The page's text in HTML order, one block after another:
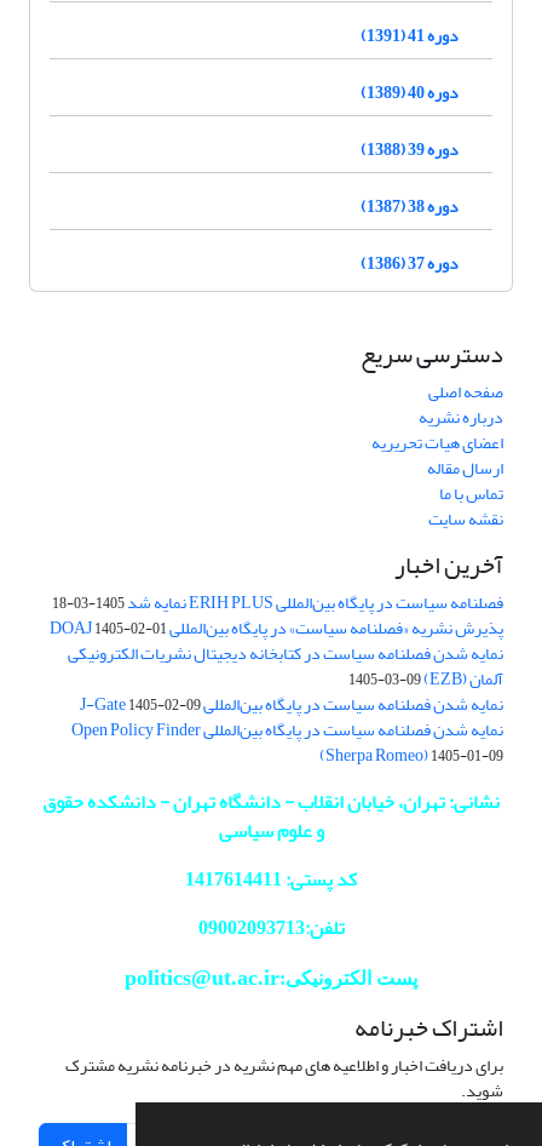
دوره 41 (1391)
دوره 40 (1389)
دوره 39 (1388)
دوره 38 (1387)
دوره 37 (1386)
دسترسی سریع
صفحه اصلی
درباره نشریه
اعضای هیات تحریریه
ارسال مقاله
تماس با ما
نقشه سایت
آخرین اخبار
فصلنامه سیاست در پایگاه بین‌المللی ERIH PLUS نمایه شد 1405-03-18
پذیرش نشریه «فصلنامه سیاست» در پایگاه بین‌المللی DOAJ1405-02-01
نمایه شدن فصلنامه سیاست در کتابخانه دیجیتال نشریات الکترونیکی
آلمان (EZB) 1405-03-09
نمایه شدن فصلنامه سیاست در پایگاه بین‌المللی J-Gate1405-02-09
نمایه شدن فصلنامه سیاست در پایگاه بین‌المللی Open Policy Finder
(Sherpa Romeo)1405-01-09
نشانی: تهران، خیابان انقلاب - دانشگاه تهران - دانشکده حقوق
و علوم سیاسی
کد پستی: 1417614411
تلفن:09002093713
پست الکترونیکی:politics@ut.ac.ir
اشتراک خبرنامه
برای دریافت اخبار و اطلاعیه های مهم نشریه در خبرنامه نشریه مشترک
شوید.